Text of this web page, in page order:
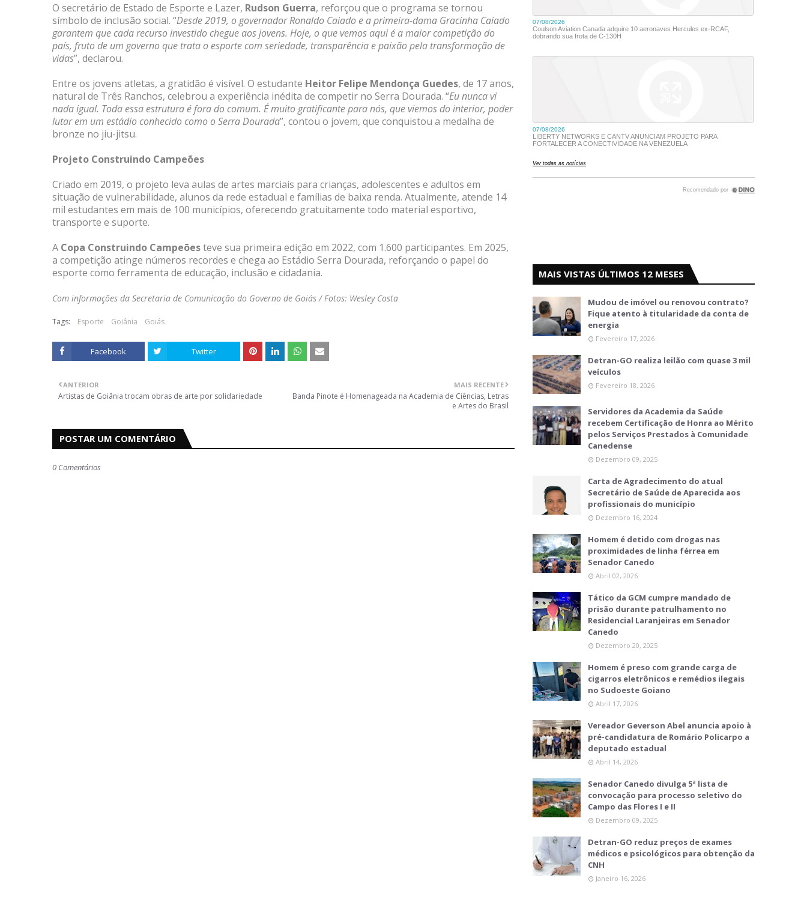
O secretário de Estado de Esporte e Lazer, Rudson Guerra, reforçou que o programa se tornou
símbolo de inclusão social. “Desde 2019, o governador Ronaldo Caiado e a primeira-dama Gracinha Caiado
garantem que cada recurso investido chegue aos jovens. Hoje, o que vemos aqui é a maior competição do
país, fruto de um governo que trata o esporte com seriedade, transparência e paixão pela transformação de
vidas”, declarou.
Entre os jovens atletas, a gratidão é visível. O estudante Heitor Felipe Mendonça Guedes, de 17 anos,
natural de Três Ranchos, celebrou a experiência inédita de competir no Serra Dourada. “Eu nunca vi
nada igual. Toda essa estrutura é fora do comum. É muito gratificante para nós, que viemos do interior, poder
lutar em um estádio conhecido como o Serra Dourada”, contou o jovem, que conquistou a medalha de
bronze no jiu-jitsu.
Projeto Construindo Campeões
Criado em 2019, o projeto leva aulas de artes marciais para crianças, adolescentes e adultos em
situação de vulnerabilidade, alunos da rede estadual e famílias de baixa renda. Atualmente, atende 14
mil estudantes em mais de 100 municípios, oferecendo gratuitamente todo material esportivo,
transporte e suporte.
A Copa Construindo Campeõesteve sua primeira edição em 2022, com 1.600 participantes. Em 2025,
a competição atinge números recordes e chega ao Estádio Serra Dourada, reforçando o papel do
esporte como ferramenta de educação, inclusão e cidadania.
Com informações da Secretaria de Comunicação do Governo de Goiás / Fotos: Wesley Costa
Tags: Esporte Goiânia Goiás
Facebook Twitter
MAIS RECENTE
Banda Pinote é Homenageada na Academia de Ciências, Letras
e Artes do Brasil
ANTERIOR
Artistas de Goiânia trocam obras de arte por solidariedade
POSTAR UM COMENTÁRIO
0 Comentários
MAIS VISTAS ÚLTIMOS 12 MESES
Mudou de imóvel ou renovou contrato?
Fique atento à titularidade da conta de
energia
Fevereiro 17, 2026
Detran-GO realiza leilão com quase 3 mil
veículos
Fevereiro 18, 2026
Servidores da Academia da Saúde
recebem Certificação de Honra ao Mérito
pelos Serviços Prestados à Comunidade
Canedense
Dezembro 09, 2025
Carta de Agradecimento do atual
Secretário de Saúde de Aparecida aos
profissionais do município
Dezembro 16, 2024
Homem é detido com drogas nas
proximidades de linha férrea em
Senador Canedo
Abril 02, 2026
Tático da GCM cumpre mandado de
prisão durante patrulhamento no
Residencial Laranjeiras em Senador
Canedo
Dezembro 20, 2025
Homem é preso com grande carga de
cigarros eletrônicos e remédios ilegais
no Sudoeste Goiano
Abril 17, 2026
Vereador Geverson Abel anuncia apoio à
pré-candidatura de Romário Policarpo a
deputado estadual
Abril 14, 2026
Senador Canedo divulga 5ª lista de
convocação para processo seletivo do
Campo das Flores I e II
Dezembro 09, 2025
Detran-GO reduz preços de exames
médicos e psicológicos para obtenção da
CNH
Janeiro 16, 2026